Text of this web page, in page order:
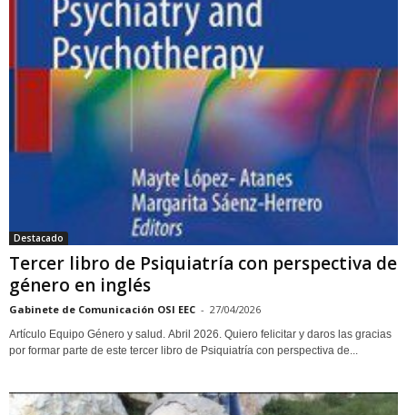
Destacado
Tercer libro de Psiquiatría con perspectiva de
género en inglés
Gabinete de Comunicación OSI EEC - 27/04/2026
Artículo Equipo Género y salud. Abril 2026. Quiero felicitar y daros las gracias
por formar parte de este tercer libro de Psiquiatría con perspectiva de...